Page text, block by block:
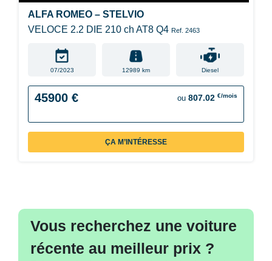
ALFA ROMEO – STELVIO
VELOCE 2.2 DIE 210 ch AT8 Q4 Ref. 2463
07/2023 12989 km Diesel
45900 € ou 807.02 €/mois
ÇA M’INTÉRESSE
Vous recherchez une voiture
récente au meilleur prix ?